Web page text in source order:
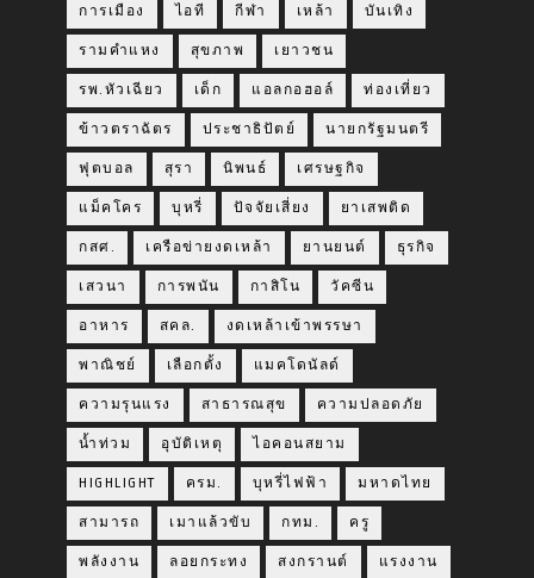
การเมือง ไอที กีฬา เหล้า บันเทิง
รามคำแหง สุขภาพ เยาวชน
รพ.หัวเฉียว เด็ก แอลกอฮอล์ ท่องเที่ยว
ข้าวตราฉัตร ประชาธิปัตย์ นายกรัฐมนตรี
ฟุตบอล สุรา นิพนธ์ เศรษฐกิจ
แม็คโคร บุหรี่ ปัจจัยเสี่ยง ยาเสพติด
กสศ. เครือข่ายงดเหล้า ยานยนต์ ธุรกิจ
เสวนา การพนัน กาสิโน วัคซีน
อาหาร สคล. งดเหล้าเข้าพรรษา
พาณิชย์ เลือกตั้ง แมคโดนัลด์
ความรุนแรง สาธารณสุข ความปลอดภัย
น้ำท่วม อุบัติเหตุ ไอคอนสยาม
HIGHLIGHT ครม. บุหรี่ไฟฟ้า มหาดไทย
สามารถ เมาแล้วขับ กทม. ครู
พลังงาน ลอยกระทง สงกรานต์ แรงงาน